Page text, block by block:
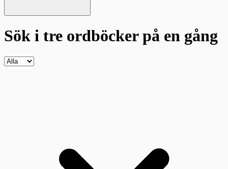
Sök i tre ordböckerpå en gång